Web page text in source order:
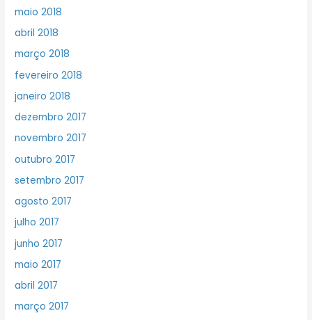
maio 2018
abril 2018
março 2018
fevereiro 2018
janeiro 2018
dezembro 2017
novembro 2017
outubro 2017
setembro 2017
agosto 2017
julho 2017
junho 2017
maio 2017
abril 2017
março 2017